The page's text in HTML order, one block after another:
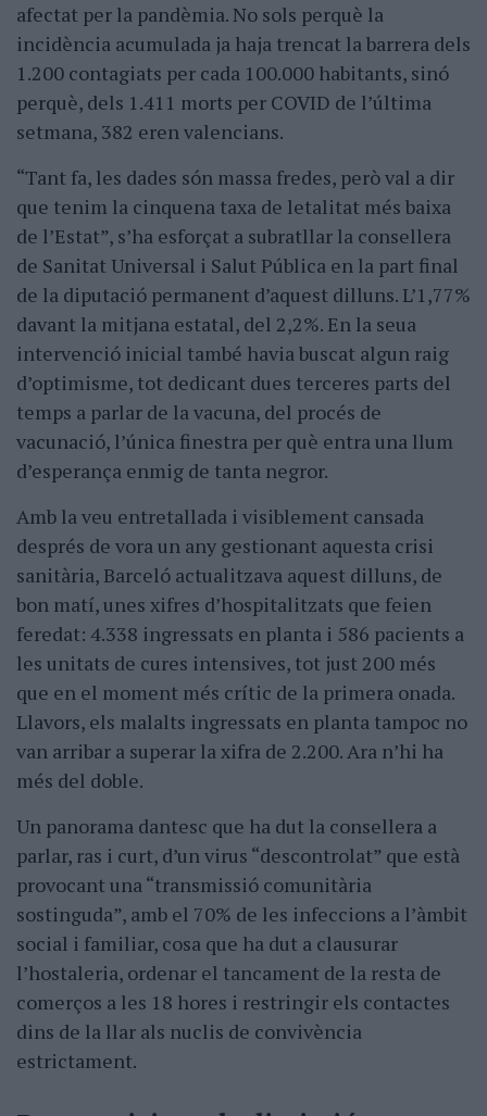
afectat per la pandèmia. No sols perquè la
incidència acumulada ja haja trencat la barrera dels
1.200 contagiats per cada 100.000 habitants, sinó
perquè, dels 1.411 morts per COVID de l’última
setmana, 382 eren valencians.
“Tant fa, les dades són massa fredes, però val a dir
que tenim la cinquena taxa de letalitat més baixa
de l’Estat”, s’ha esforçat a subratllar la consellera
de Sanitat Universal i Salut Pública en la part final
de la diputació permanent d’aquest dilluns. L’1,77%
davant la mitjana estatal, del 2,2%. En la seua
intervenció inicial també havia buscat algun raig
d’optimisme, tot dedicant dues terceres parts del
temps a parlar de la vacuna, del procés de
vacunació, l’única finestra per què entra una llum
d’esperança enmig de tanta negror.
Amb la veu entretallada i visiblement cansada
després de vora un any gestionant aquesta crisi
sanitària, Barceló actualitzava aquest dilluns, de
bon matí, unes xifres d’hospitalitzats que feien
feredat: 4.338 ingressats en planta i 586 pacients a
les unitats de cures intensives, tot just 200 més
que en el moment més crític de la primera onada.
Llavors, els malalts ingressats en planta tampoc no
van arribar a superar la xifra de 2.200. Ara n’hi ha
més del doble.
Un panorama dantesc que ha dut la consellera a
parlar, ras i curt, d’un virus “descontrolat” que està
provocant una “transmissió comunitària
sostinguda”, amb el 70% de les infeccions a l’àmbit
social i familiar, cosa que ha dut a clausurar
l’hostaleria, ordenar el tancament de la resta de
comerços a les 18 hores i restringir els contactes
dins de la llar als nuclis de convivència
estrictament.